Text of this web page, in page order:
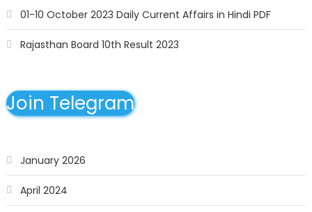
01-10 October 2023 Daily Current Affairs in Hindi PDF
Rajasthan Board 10th Result 2023
Join Telegram
January 2026
April 2024